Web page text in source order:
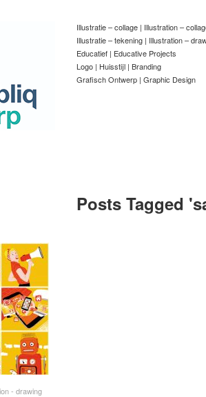
Illustratie – collage | Illustration –
Illustratie – tekening | Illustration –
Educatief | Educative Projects
Logo | Huisstijl | Branding
Grafisch Ontwerp | Graphic Design
Posts Tagged '
- drawing
- drawing